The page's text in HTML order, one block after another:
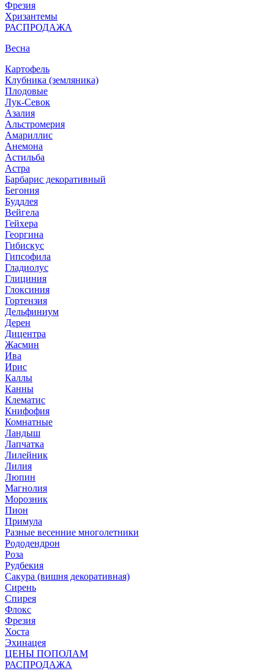
Фрезия
Хризантемы
РАСПРОДАЖА
Весна
Картофель
Клубника (земляника)
Плодовые
Лук-Севок
Азалия
Альстромерия
Амариллис
Анемона
Астильба
Астра
Барбарис декоративный
Бегония
Буддлея
Вейгела
Гейхера
Георгина
Гибискус
Гипсофила
Гладиолус
Глициния
Глоксиния
Гортензия
Дельфиниум
Дерен
Дицентра
Жасмин
Ива
Ирис
Каллы
Канны
Клематис
Книфофия
Комнатные
Ландыш
Лапчатка
Лилейник
Лилия
Люпин
Магнолия
Морозник
Пион
Примула
Разные весенние многолетники
Рододендрон
Роза
Рудбекия
Сакура (вишня декоративная)
Сирень
Спирея
Флокс
Фрезия
Хоста
Эхинацея
ЦЕНЫ ПОПОЛАМ
РАСПРОДАЖА